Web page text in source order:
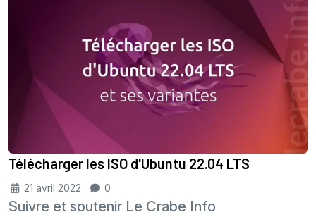
Télécharger les ISO d'Ubuntu 22.04 LTS
21 avril 2022 0
Suivre et soutenir Le Crabe Info